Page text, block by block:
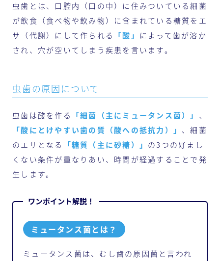
虫歯とは、口腔内（口の中）に住みついている細菌
が飲食（食べ物や飲み物）に含まれている糖質をエ
サ（代謝）にして作られる
「酸」
によって歯が溶か
され、穴が空いてしまう疾患を言います。
虫歯の原因について
虫歯は酸を作る 「細菌（主にミュータンス菌）」 、
「酸にとけやすい歯の質（酸への抵抗力）」 、細菌
のエサとなる
「糖質（主に砂糖）」 の3つの好まし
くない条件が重なりあい、時間が経過することで発
生します。
ミュータンス菌とは？
ミュータンス菌は、むし歯の原因菌と言われ